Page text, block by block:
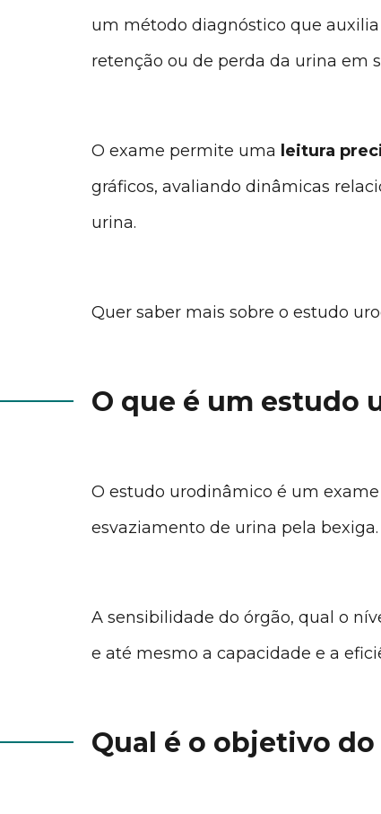
um método diagnóstico que
retenção ou de perda da urina em
O exame permite uma leitura
gráficos, avaliando dinâmicas
urina.
Quer saber mais sobre o estudo
O que é um estudo
O estudo urodinâmico é um
esvaziamento de urina pela bexiga.
A sensibilidade do órgão, qual o
e até mesmo a capacidade e a
Qual é o objetivo do